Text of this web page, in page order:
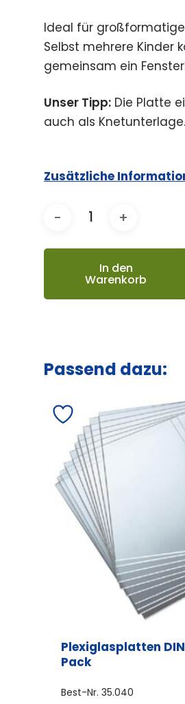
Ideal für
Selbst mehrere Kinder
gemeinsam ein
Unser Tipp: Die Platte
auch als Knetunterlage.
Zusätzliche
In den
Warenkorb
Passend dazu:
Plexiglasplatten
Pack
Best-Nr. 35.040